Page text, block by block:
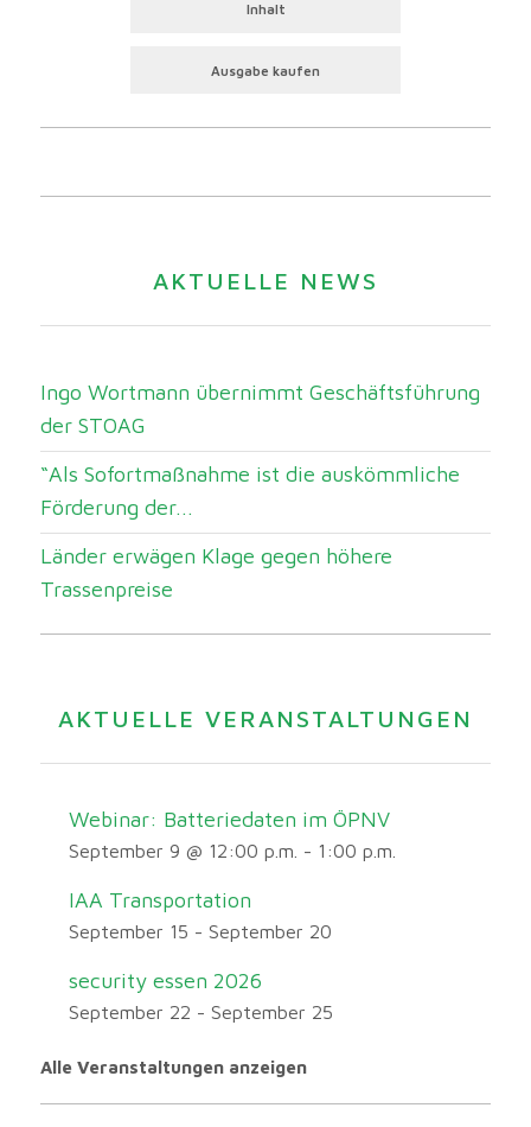
Inhalt
Ausgabe kaufen
AKTUELLE NEWS
Ingo Wortmann übernimmt Geschäftsführung
der STOAG
“Als Sofortmaßnahme ist die auskömmliche
Förderung der...
Länder erwägen Klage gegen höhere
Trassenpreise
AKTUELLE VERANSTALTUNGEN
Webinar: Batteriedaten im ÖPNV
September 9 @ 12:00 p.m. - 1:00 p.m.
IAA Transportation
September 15 - September 20
security essen 2026
September 22 - September 25
Alle Veranstaltungen anzeigen